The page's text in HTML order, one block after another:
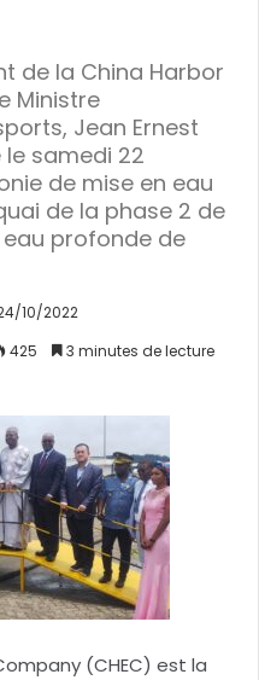
de la China Harbor
Ministre
Jean Ernest
le samedi 22
de mise en eau
de la phase 2 de
profonde de
10/2022
425 3 minutes de lecture
(CHEC) est la